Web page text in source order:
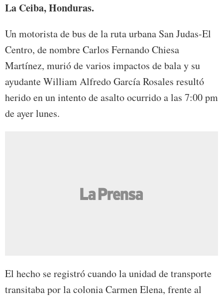
La Ceiba, Honduras.
Un motorista de bus de la ruta urbana San Judas-El
Centro, de nombre Carlos Fernando Chiesa
Martínez, murió de varios impactos de bala y su
ayudante William Alfredo García Rosales resultó
herido en un intento de asalto ocurrido a las 7:00 pm
de ayer lunes.
El hecho se registró cuando la unidad de transporte
transitaba por la colonia Carmen Elena, frente al